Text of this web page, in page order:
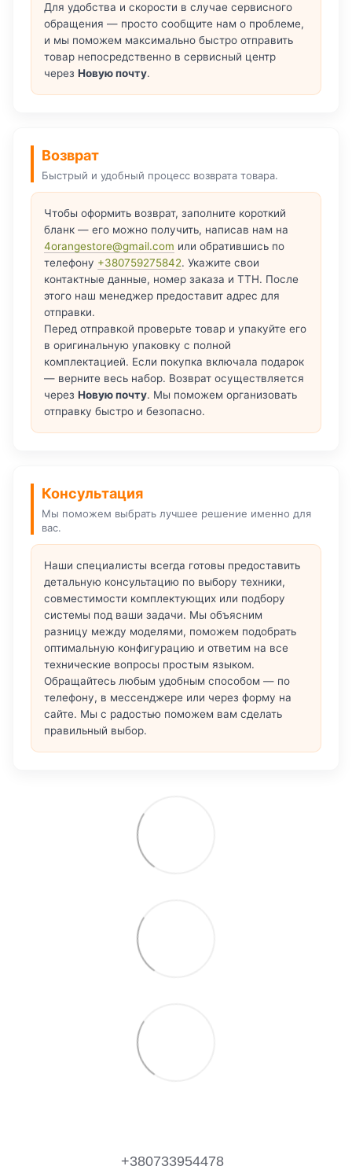
Для удобства и скорости в случае сервисного
обращения — просто сообщите нам о проблеме,
и мы поможем максимально быстро отправить
товар непосредственно в сервисный центр
через Новую почту.
Возврат
Быстрый и удобный процесс возврата товара.
Чтобы оформить возврат, заполните короткий
бланк — его можно получить, написав нам на
4orangestore@gmail.com или обратившись по
телефону +380759275842. Укажите свои
контактные данные, номер заказа и ТТН. После
этого наш менеджер предоставит адрес для
отправки.
Перед отправкой проверьте товар и упакуйте его
в оригинальную упаковку с полной
комплектацией. Если покупка включала подарок
— верните весь набор. Возврат осуществляется
через Новую почту. Мы поможем организовать
отправку быстро и безопасно.
Консультация
Мы поможем выбрать лучшее решение именно для
вас.
Наши специалисты всегда готовы предоставить
детальную консультацию по выбору техники,
совместимости комплектующих или подбору
системы под ваши задачи. Мы объясним
разницу между моделями, поможем подобрать
оптимальную конфигурацию и ответим на все
технические вопросы простым языком.
Обращайтесь любым удобным способом — по
телефону, в мессенджере или через форму на
сайте. Мы с радостью поможем вам сделать
правильный выбор.
+380733954478